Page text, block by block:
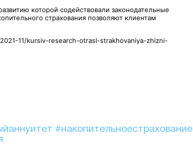
которой содействовали законодательные
страхования позволяют клиентам
11/kursiv-research-otrasl-strakhovaniya-zhizni-
#накопительноестрахование